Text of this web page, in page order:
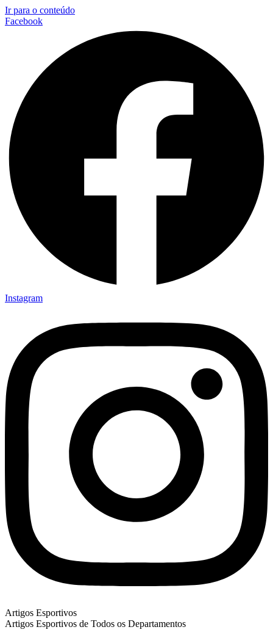
Ir para o conteúdo
Facebook
Instagram
Artigos Esportivos
Artigos Esportivos de Todos os Departamentos